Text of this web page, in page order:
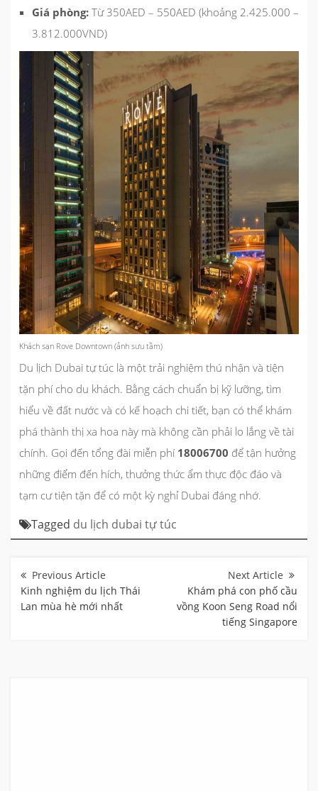
Giá phòng: Từ 350AED – 550AED (khoảng 2.425.000 –
3.812.000VND)
Khách sạn Rove Downtown (ảnh sưu tầm)
Du lịch Dubai tự túc là một trải nghiệm thú nhận và tiện
tặn phí cho du khách. Bằng cách chuẩn bị kỹ lưỡng, tìm
hiểu về đất nước và có kế hoạch chi tiết, bạn có thể khám
phá thành thị xa hoa này mà không cần phải lo lắng về tài
chính. Gọi đến tổng đài miễn phí 18006700 để tận hưởng
những điểm đến hích, thưởng thức ẩm thực độc đáo và
tạm cư tiện tặn để có một kỳ nghỉ Dubai đáng nhớ.
Tagged du lịch dubai tự túc
hướng
bài
viết
Kinh nghiệm du lịch Thái
Lan mùa hè mới nhất
Khám phá con phố cầu
vồng Koon Seng Road nổi
tiếng Singapore